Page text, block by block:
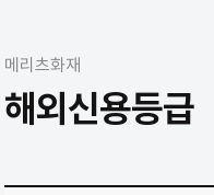
메리츠화재
해외신용등급